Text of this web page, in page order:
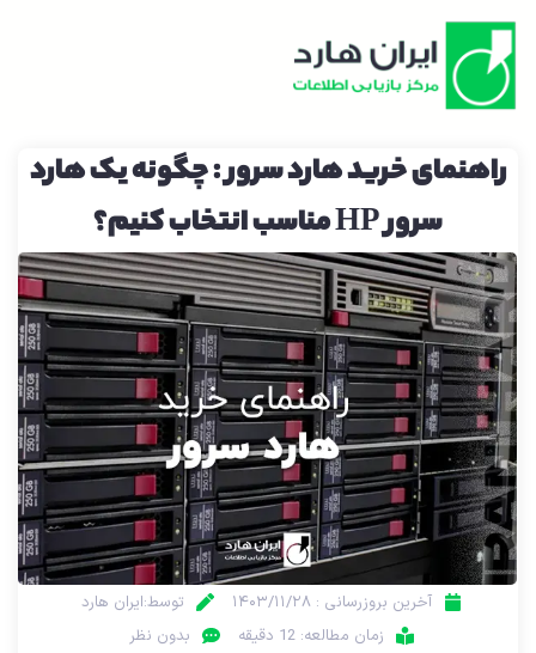
راهنمای خرید هارد سرور : چگونه یک هارد
سرور HP مناسب انتخاب کنیم؟
آخرین بروزرسانی : ۱۴۰۳/۱۱/۲۸
توسط:ایران هارد
زمان مطالعه: 12 دقیقه
بدون نظر